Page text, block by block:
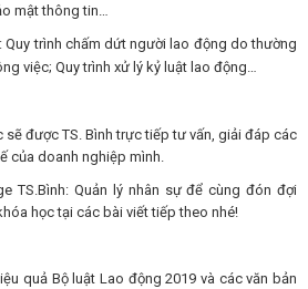
mật thông tin…
Quy trình chấm dứt người lao động do thường
việc; Quy trình xử lý kỷ luật lao động…
sẽ được TS. Bình trực tiếp tư vấn, giải đáp các
của doanh nghiệp mình.
TS.Bình: Quản lý nhân sự để cùng đón đợi
học tại các bài viết tiếp theo nhé!
quả Bộ luật Lao động 2019 và các văn bản